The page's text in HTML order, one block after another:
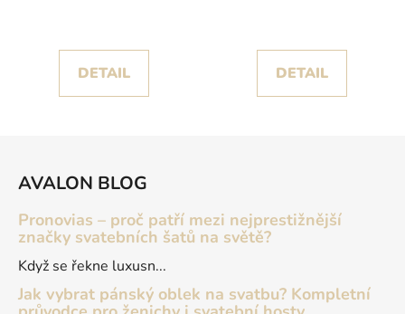
DETAIL DETAIL
AVALON BLOG
Pronovias – proč patří mezi nejprestižnější
značky svatebních šatů na světě?
Když se řekne luxusn...
Jak vybrat pánský oblek na svatbu? Kompletní